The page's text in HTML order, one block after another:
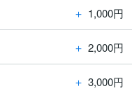
＋ 1,000円
＋ 2,000円
＋ 3,000円